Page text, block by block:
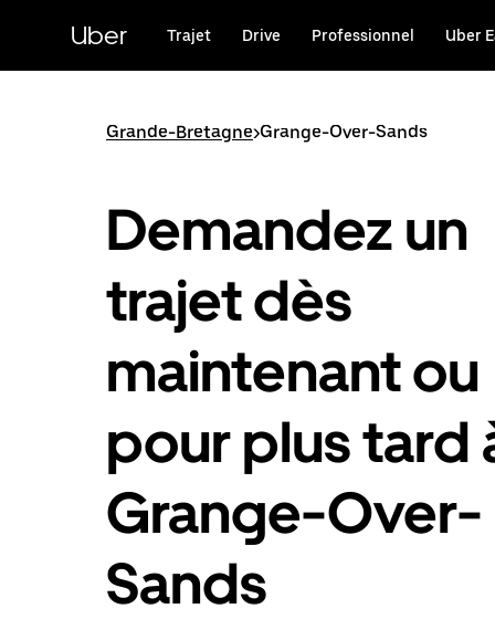
principal
Uber Trajet Drive Professionnel Uber
Grande-Bretagne>Grange-Over-Sands
Demandez un
trajet dès
maintenant ou
pour plus tard
Grange-Over-
Sands